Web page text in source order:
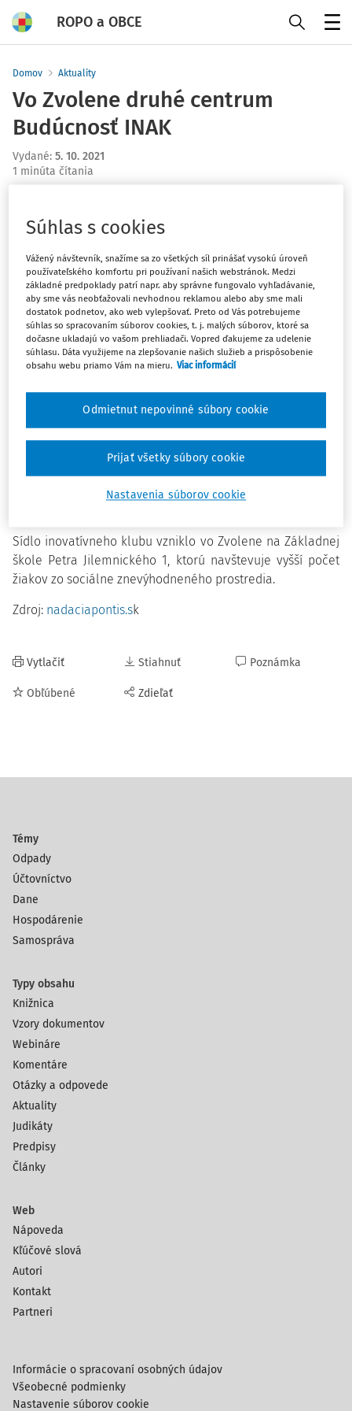
ROPO a OBCE
Domov Aktuality
Vo Zvolene druhé centrum
Budúcnosť INAK
Vydané: 5. 10. 2021
1 minúta čítania
mesto Zvolen, je druhé na Slovensku. V modernom
potrebné na život v 21. storočí, akými sú digitálna
gramotnosť, tímová spolupráca, kreativita. Dôležitou
súčasťou je aj vytvorenie vlastnej sociálnej inovácie,
teda aktivity, ktorá prinesie riešenie problému v ich
okolí či regióne.
roku 2019, padla voľba na Zvolen. Žiaci a žiačky druhého
stupňa zvolenskej základnej školy tak získali priestor na
svojho talentu. Jeho vyvrcholením je spracovanie
vlastného nápadu na riešenie problémov, ktoré deti okolo
seba vnímajú. Inovatívny klub sa v ňom podarilo otvoriť aj
Sídlo inovatívneho klubu vzniklo vo Zvolene na Základnej
škole Petra Jilemnického 1, ktorú navštevuje vyšší počet
žiakov zo sociálne znevýhodneného prostredia.
Zdroj: nadaciapontis.sk
Vytlačiť
Obľúbené
Stiahnuť
Zdieľať
Poznámka
Témy
Odpady
Účtovníctvo
Dane
Hospodárenie
Samospráva
Typy obsahu
Knižnica
Vzory dokumentov
Webináre
Komentáre
Otázky a odpovede
Aktuality
Judikáty
Predpisy
Články
Web
Nápoveda
Kľúčové slová
Autori
Kontakt
Partneri
Informácie o spracovaní osobných údajov
Všeobecné podmienky
Nastavenie súborov cookie
Súhlas s cookies
Vážený návštevník, snažíme sa zo všetkých síl prinášať vysokú úroveň
používateľského komfortu pri používaní našich webstránok. Medzi
základné predpoklady patrí napr. aby správne fungovalo vyhľadávanie,
aby sme vás neobťažovali nevhodnou reklamou alebo aby sme mali
dostatok podnetov, ako web vylepšovať. Preto od Vás potrebujeme
súhlas so spracovaním súborov cookies, t. j. malých súborov, ktoré sa
dočasne ukladajú vo vašom prehliadači. Vopred ďakujeme za udelenie
súhlasu. Dáta využijeme na zlepšovanie našich služieb a prispôsobenie
obsahu webu priamo Vám na mieru. Viac informácií
Nastavenia súborov cookie
Odmietnut nepovinné súbory cookie
Prijať všetky súbory cookie